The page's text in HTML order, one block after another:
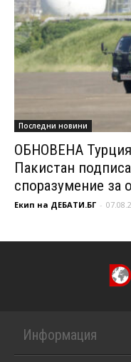
Последни новини
ОБНОВЕНА
Пакистан
споразумение за
Екип на ДЕБАТИ.БГ -
Информация